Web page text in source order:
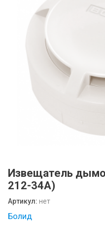
Извещатель
212-34А)
Артикул: нет
Болид